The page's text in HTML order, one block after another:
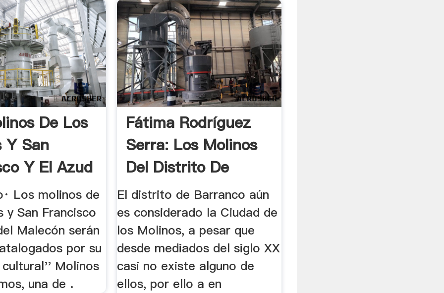
De Los
Y San
Y El Azud
Los molinos de
y San Francisco
Malecón serán
por su
cultural'' Molinos
una de .
Fátima Rodríguez
Serra: Los Molinos
Del Distrito De
Barranco
El distrito de Barranco aún
es considerado la Ciudad de
los Molinos, a pesar que
desde mediados del siglo XX
casi no existe alguno de
ellos, por ello a en